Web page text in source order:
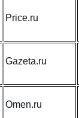
Price.ru
Gazeta.ru
Omen.ru